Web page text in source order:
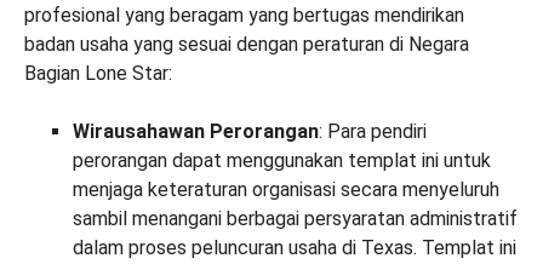
profesional yang beragam yang bertugas mendirikan
badan usaha yang sesuai dengan peraturan di Negara
Bagian Lone Star:
Wirausahawan Perorangan: Para pendiri
perorangan dapat menggunakan templat ini untuk
menjaga keteraturan organisasi secara menyeluruh
sambil menangani berbagai persyaratan administratif
dalam proses peluncuran usaha di Texas. Templat ini